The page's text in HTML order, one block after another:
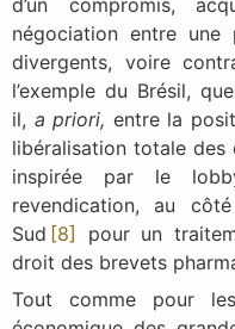
d’un compromis,
négociation entre une
divergents, voire
l’exemple du Brésil,
il, a priori, entre la
libéralisation totale des
inspirée par le
revendication, au
Sud [8]
pour un
droit des brevets
Tout comme pour